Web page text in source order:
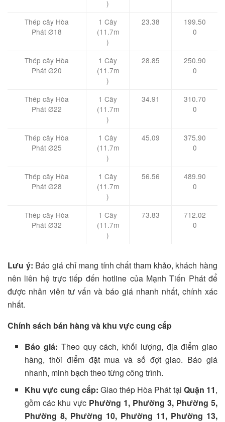
)
Thép cây Hòa
Phát Ø18
1 Cây
(11.7m
)
23.38
199.50
0
Thép cây Hòa
Phát Ø20
1 Cây
(11.7m
)
28.85
250.90
0
Thép cây Hòa
Phát Ø22
1 Cây
(11.7m
)
34.91
310.70
0
Thép cây Hòa
Phát Ø25
1 Cây
(11.7m
)
45.09
375.90
0
Thép cây Hòa
Phát Ø28
1 Cây
(11.7m
)
56.56
489.90
0
Thép cây Hòa
Phát Ø32
1 Cây
(11.7m
)
73.83
712.02
0
Lưu ý: Báo giá chỉ mang tính chất tham khảo, khách hàng
nên liên hệ trực tiếp đến hotline của Mạnh Tiến Phát để
được nhân viên tư vấn và báo giá nhanh nhất, chính xác
nhất.
Chính sách bán hàng và khu vực cung cấp
Báo giá: Theo quy cách, khối lượng, địa điểm giao
hàng, thời điểm đặt mua và số đợt giao. Báo giá
nhanh, minh bạch theo từng công trình.
Khu vực cung cấp: Giao thép Hòa Phát tại Quận 11,
gồm các khu vực Phường 1, Phường 3, Phường 5,
Phường 8, Phường 10, Phường 11, Phường 13,